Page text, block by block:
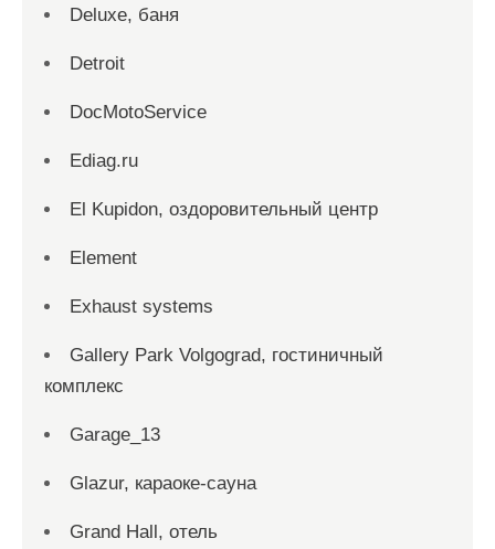
Deluxe, баня
Detroit
DocMotoService
Ediag.ru
El Kupidon, оздоровительный центр
Element
Exhaust systems
Gallery Park Volgograd, гостиничный
комплекс
Garage_13
Glazur, караоке-сауна
Grand Hall, отель